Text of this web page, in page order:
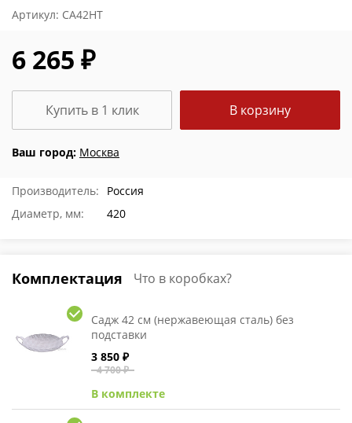
Артикул: СА42НТ
6 265 ₽
Ваш город: Москва
В корзину
Купить в 1 клик
Производитель:
Россия
Диаметр, мм:
420
Комплектация Что в коробках?
Садж 42 см (нержавеющая сталь) без
подставки
3 850 ₽
4 700 ₽
В комплекте